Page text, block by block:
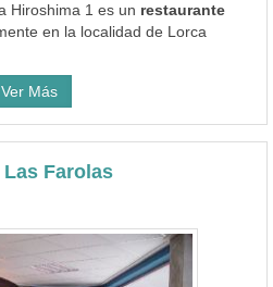
Hiroshima 1 es un restaurante
en la localidad de Lorca
Ver Más
Farolas